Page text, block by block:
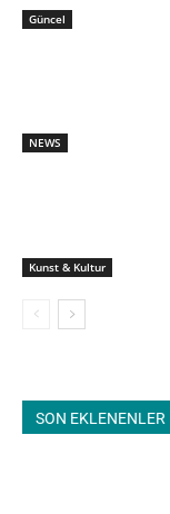
Güncel
NEWS
Kunst & Kultur
SON EKLENENLER